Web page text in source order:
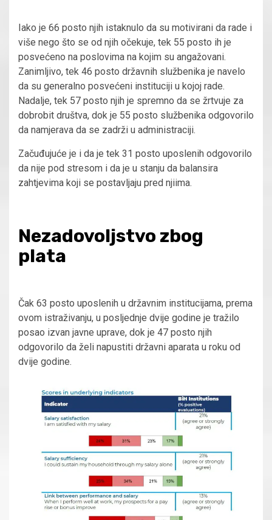
Iako je 66 posto njih istaknulo da su motivirani da rade i
više nego što se od njih očekuje, tek 55 posto ih je
posvećeno na poslovima na kojim su angažovani.
Zanimljivo, tek 46 posto državnih službenika je navelo
da su generalno posvećeni instituciji u kojoj rade.
Nadalje, tek 57 posto njih je spremno da se žrtvuje za
dobrobit društva, dok je 55 posto službenika odgovorilo
da namjerava da se zadrži u administraciji.
Začuđujuće je i da je tek 31 posto uposlenih odgovorilo
da nije pod stresom i da je u stanju da balansira
zahtjevima koji se postavljaju pred njiima.
Nezadovoljstvo zbog
plata
Čak 63 posto uposlenih u državnim institucijama, prema
ovom istraživanju, u posljednje dvije godine je tražilo
posao izvan javne uprave, dok je 47 posto njih
odgovorilo da želi napustiti državni aparata u roku od
dvije godine.